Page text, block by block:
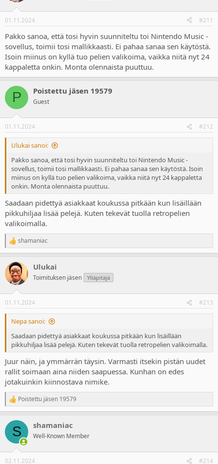
01.11.2024 #211
Pakko sanoa, että tosi hyvin suunniteltu toi Nintendo Music -
sovellus, toimii tosi mallikkaasti. Ei pahaa sanaa sen käytöstä.
Isoin miinus on kyllä tuo pelien valikoima, vaikka niitä nyt 24
kappaletta onkin. Monta olennaista puuttuu.
P Poistettu jäsen 19579
Guest
01.11.2024 #212
Ulukai sanoi:
Pakko sanoa, että tosi hyvin suunniteltu toi Nintendo Music -
sovellus, toimii tosi mallikkaasti. Ei pahaa sanaa sen käytöstä. Isoin
miinus on kyllä tuo pelien valikoima, vaikka niitä nyt 24 kappaletta
onkin. Monta olennaista puuttuu.
Saadaan pidettyä asiakkaat koukussa pitkään kun lisäillään
pikkuhiljaa lisää pelejä. Kuten tekevät tuolla retropelien
valikoimalla.
R
e
c
t
i
s
:
shamaniac
Ulukai
Toimituksen jäsen Ylläpitäjä
01.11.2024 #213
Nepa sanoi:
Saadaan pidettyä asiakkaat koukussa pitkään kun lisäillään
pikkuhiljaa lisää pelejä. Kuten tekevät tuolla retropelien valikoimalla.
Juur näin, ja ymmärrän täysin. Varmasti itsekin pistän uudet
rallit soimaan aina niiden saapuessa. Kunhan on edes
jotakuinkin kiinnostava nimike.
R
e
c
i
Poistettu jäsen 19579
S shamaniac
Well-Known Member
02.11.2024 #214